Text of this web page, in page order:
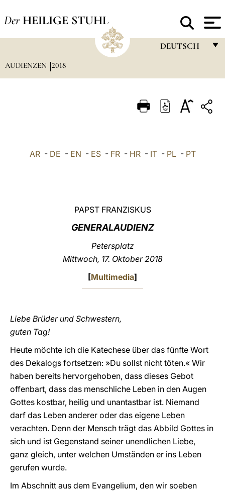
Der HEILIGE STUHL
DEUTSCH
ITALIANO
AUDIENZEN 2018
AR- DE - EN - ES- FR- HR- IT- PL- PT
PAPST FRANZISKUS
GENERALAUDIENZ
Petersplatz
Mittwoch, 17. Oktober 2018
[Multimedia]
Liebe Brüder und Schwestern,
guten Tag!
Heute möchte ich die Katechese über das fünfte Wort
des Dekalogs fortsetzen: »Du sollst nicht töten.« Wir
haben bereits hervorgehoben, dass dieses Gebot
offenbart, dass das menschliche Leben in den Augen
Gottes kostbar, heilig und unantastbar ist. Niemand
darf das Leben anderer oder das eigene Leben
verachten. Denn der Mensch trägt das Abbild Gottes in
sich und ist Gegenstand seiner unendlichen Liebe,
ganz gleich, unter welchen Umständen er ins Leben
gerufen wurde.
Im Abschnitt aus dem Evangelium, den wir soeben